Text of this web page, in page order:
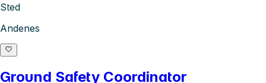
Sted
Andenes
Ground Safety Coordinator